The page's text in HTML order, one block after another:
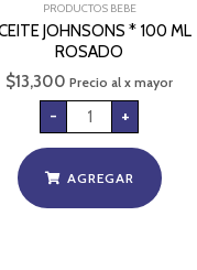
PRODUCTOS BEBE
JOHNSONS * 100 ML
ROSADO
$13,300 Precio al x mayor
- +
AGREGAR